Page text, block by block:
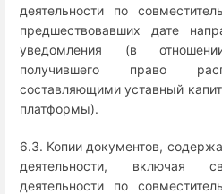
деятельности по
предшествовавших дате
уведомления (в
получившего право
составляющими уставный
платформы).
6.3. Копии документов,
деятельности, включая
деятельности по